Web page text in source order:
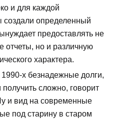
и для каждой
создали определенный
предоставлять не
отчеты, но и различную
характера.
х безнадежные долги,
получить сложно, говорит
и вид на современные
под старину в старом